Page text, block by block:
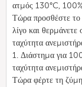
ατμός 130°C,
Τώρα προσθέστε το
λίγο και
ταχύτητα
1. Διάστημα για
ταχύτητα
Τώρα φέρτε τη